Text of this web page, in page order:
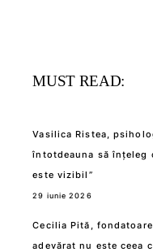
MUST READ:
Vasilica Ristea,
întotdeauna să înțeleg
este vizibil”
29 iunie 2026
Cecilia Pită,
adevărat nu este ceea